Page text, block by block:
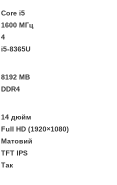
Core i5
1600 МГц
4
i5-8365U
8192 MB
DDR4
14 дюйм
Full HD (1920×1080)
Матовий
TFT IPS
Так